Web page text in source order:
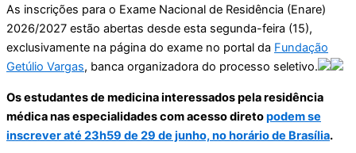
As inscrições para o Exame Nacional de Residência (Enare)
2026/2027 estão abertas desde esta segunda-feira (15),
exclusivamente na página do exame no portal da Fundação
Getúlio Vargas, banca organizadora do processo seletivo.
Os estudantes de medicina interessados pela residência
médica nas especialidades com acesso diretopodem se
inscrever até 23h59 de 29 de junho, no horário de Brasília.